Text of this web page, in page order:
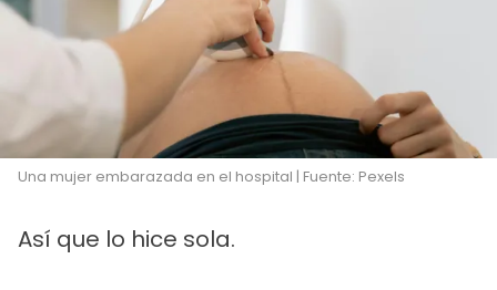
Una mujer embarazada en el hospital | Fuente: Pexels
Así que lo hice sola.